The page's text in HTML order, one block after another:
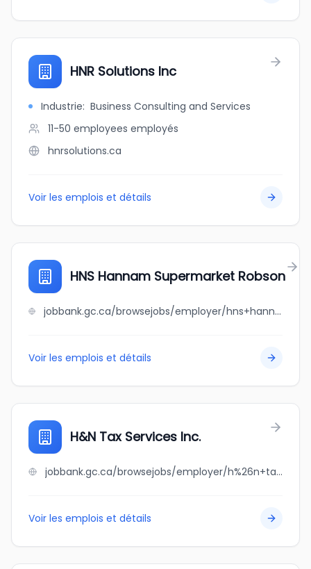
HNR Solutions Inc
Industrie: Business Consulting and Services
11-50 employees employés
hnrsolutions.ca
Voir les emplois et détails
HNS Hannam Supermarket Robson
jobbank.gc.ca/browsejobs/employer/hns+hannam+supermarket+robson/ca
Voir les emplois et détails
H&N Tax Services Inc.
jobbank.gc.ca/browsejobs/employer/h%26n+tax+services+inc./ca
Voir les emplois et détails